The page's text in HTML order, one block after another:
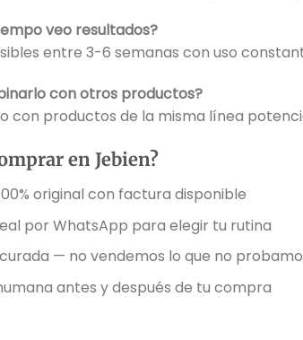
veo resultados?
entre 3-6 semanas con uso
con otros productos?
con productos de la misma línea
en Jebien?
original con factura disponible
por WhatsApp para elegir tu rutina
— no vendemos lo que no
antes y después de tu compra